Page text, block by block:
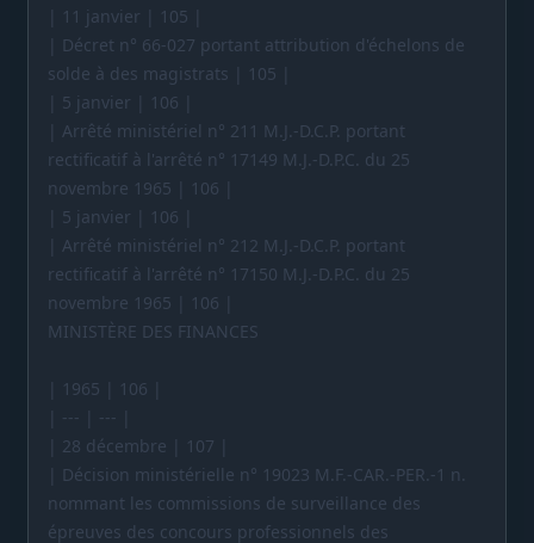
| 11 janvier | 105 |
| Décret n° 66-027 portant attribution d'échelons de
solde à des magistrats | 105 |
| 5 janvier | 106 |
| Arrêté ministériel n° 211 M.J.-D.C.P. portant
rectificatif à l'arrêté n° 17149 M.J.-D.P.C. du 25
novembre 1965 | 106 |
| 5 janvier | 106 |
| Arrêté ministériel n° 212 M.J.-D.C.P. portant
rectificatif à l'arrêté n° 17150 M.J.-D.P.C. du 25
novembre 1965 | 106 |
MINISTÈRE DES FINANCES
| 1965 | 106 |
| --- | --- |
| 28 décembre | 107 |
| Décision ministérielle n° 19023 M.F.-CAR.-PER.-1 n.
nommant les commissions de surveillance des
épreuves des concours professionnels des